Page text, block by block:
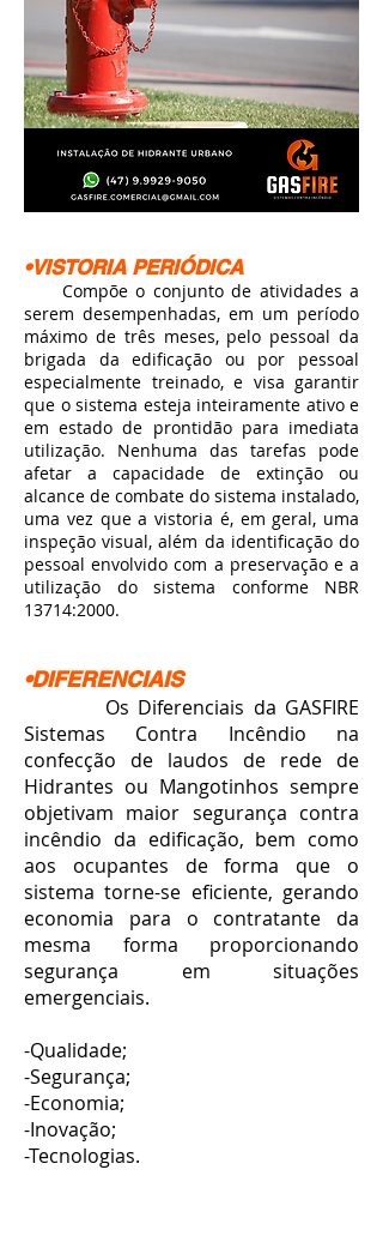
•VISTORIA PERIÓDICA
Compõe o conjunto de atividades a
serem desempenhadas, em um período
máximo de três meses, pelo pessoal da
brigada da edificação ou por pessoal
especialmente treinado, e visa garantir
que o sistema esteja inteiramente ativo e
em estado de prontidão para imediata
utilização. Nenhuma das tarefas pode
afetar a capacidade de extinção ou
alcance de combate do sistema instalado,
uma vez que a vistoria é, em geral, uma
inspeção visual, além da identificação do
pessoal envolvido com a preservação e a
utilização do sistema conforme NBR
13714:2000.
•DIFERENCIAIS
Os Diferenciais da GASFIRE
Sistemas Contra Incêndio na
confecção de laudos de rede de
Hidrantes ou Mangotinhos sempre
objetivam maior segurança contra
incêndio da edificação, bem como
aos ocupantes de forma que o
sistema torne-se eficiente, gerando
economia para o contratante da
mesma forma proporcionando
segurança em situações
emergenciais.
-Qualidade;
-Segurança;
-Economia;
-Inovação;
-Tecnologias.